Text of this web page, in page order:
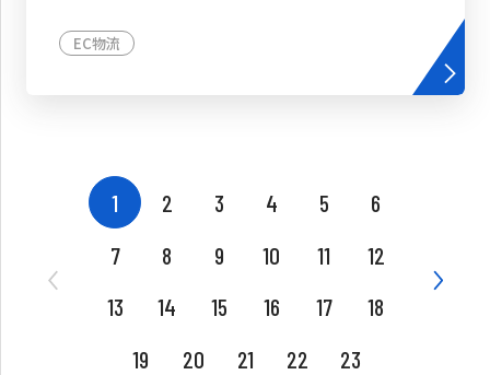
EC物流
1 2 3 4 5
6
7
8 9 10 11
12
13
14 15 16 17
18
19
20 21 22 23